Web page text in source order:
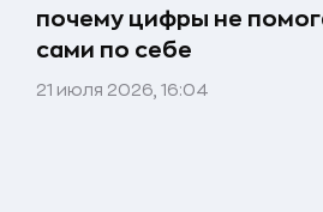
почему цифры не
сами по себе
21 июля 2026, 16:04